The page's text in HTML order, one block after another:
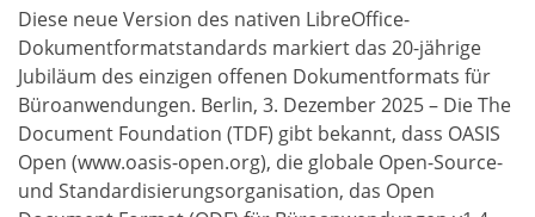
Diese neue Version des nativen LibreOffice-
Dokumentformatstandards markiert das 20-jährige
Jubiläum des einzigen offenen Dokumentformats für
Büroanwendungen. Berlin, 3. Dezember 2025 – Die The
Document Foundation (TDF) gibt bekannt, dass OASIS
Open (www.oasis-open.org), die globale Open-Source-
und Standardisierungsorganisation, das Open